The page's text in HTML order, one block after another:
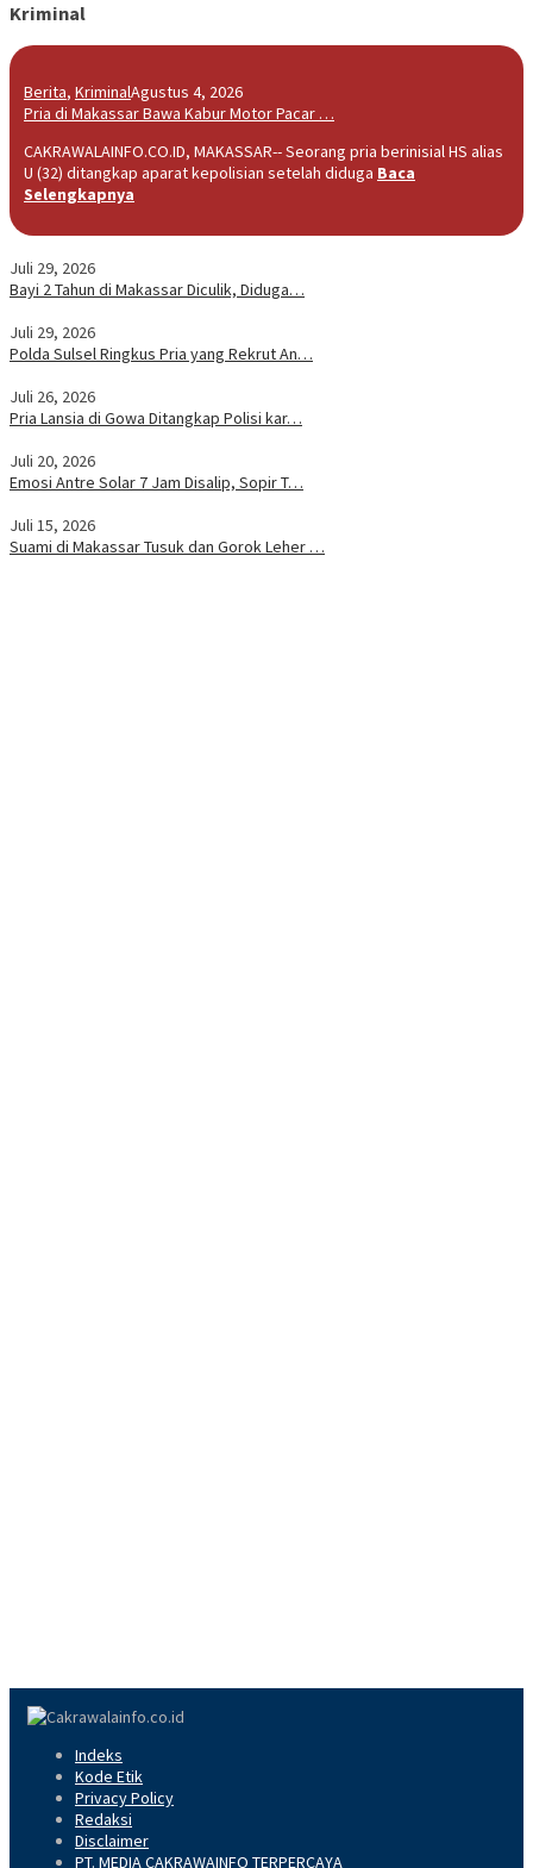
Kriminal
Berita, KriminalAgustus 4, 2026
Pria di Makassar Bawa Kabur Motor Pacar …
CAKRAWALAINFO.CO.ID, MAKASSAR-- Seorang pria berinisial HS alias
U (32) ditangkap aparat kepolisian setelah diduga Baca
Selengkapnya
Juli 29, 2026
Bayi 2 Tahun di Makassar Diculik, Diduga…
Juli 29, 2026
Polda Sulsel Ringkus Pria yang Rekrut An…
Juli 26, 2026
Pria Lansia di Gowa Ditangkap Polisi kar…
Juli 20, 2026
Emosi Antre Solar 7 Jam Disalip, Sopir T…
Juli 15, 2026
Suami di Makassar Tusuk dan Gorok Leher …
Indeks
Kode Etik
Privacy Policy
Redaksi
Disclaimer
PT. MEDIA CAKRAWAINFO TERPERCAYA